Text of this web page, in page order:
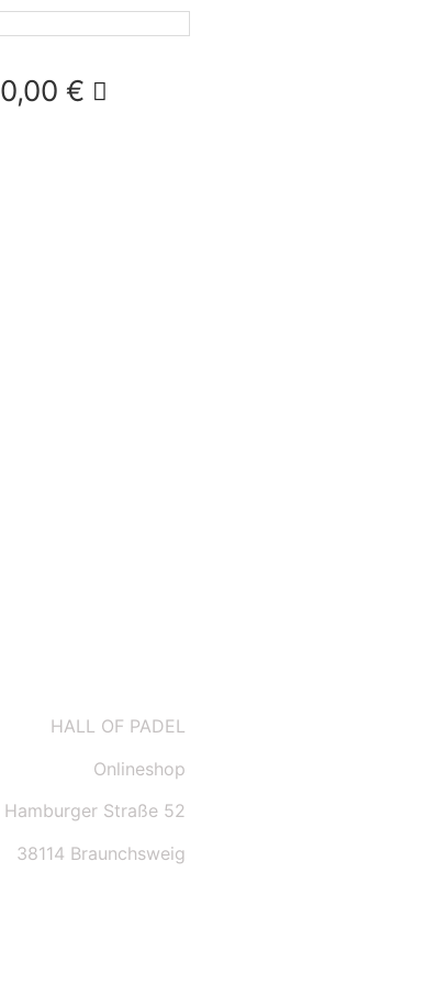
0,00€
HALL OF PADEL
Onlineshop
Hamburger Straße 52
38114 Braunchsweig